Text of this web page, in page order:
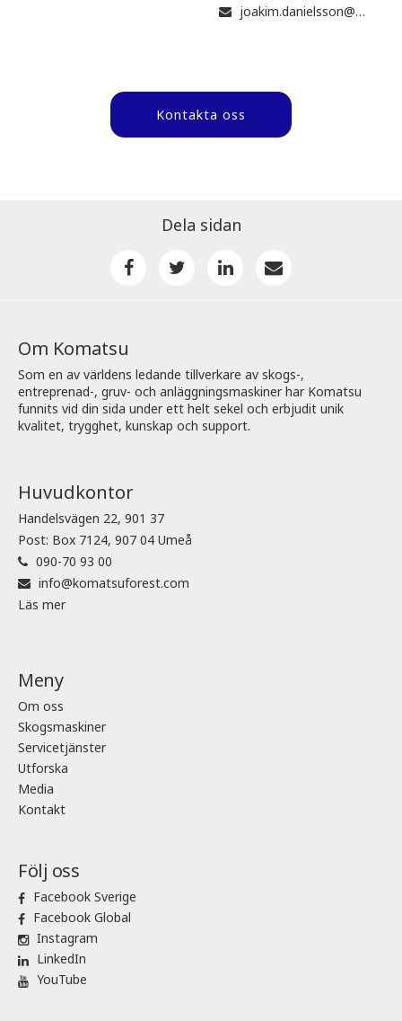
joakim.danielsson@komatsuforest.com
Kontakta oss
Dela sidan
Om Komatsu
Som en av världens ledande tillverkare av skogs-,
entreprenad-, gruv- och anläggningsmaskiner har Komatsu
funnits vid din sida under ett helt sekel och erbjudit unik
kvalitet, trygghet, kunskap och support.
Huvudkontor
Handelsvägen 22, 901 37
Post: Box 7124, 907 04 Umeå
090-70 93 00
info@komatsuforest.com
Läs mer
Meny
Om oss
Skogsmaskiner
Servicetjänster
Utforska
Media
Kontakt
Följ oss
Facebook Sverige
Facebook Global
Instagram
LinkedIn
YouTube